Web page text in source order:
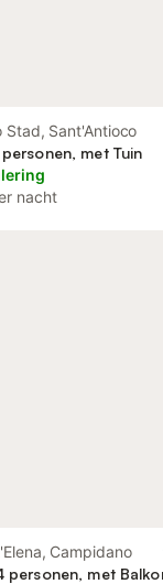
Stad, Sant'Antioco
met Tuin
nacht
Campidano
personen, met